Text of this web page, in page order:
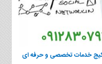
خدمات تخصصی و حرفه ای